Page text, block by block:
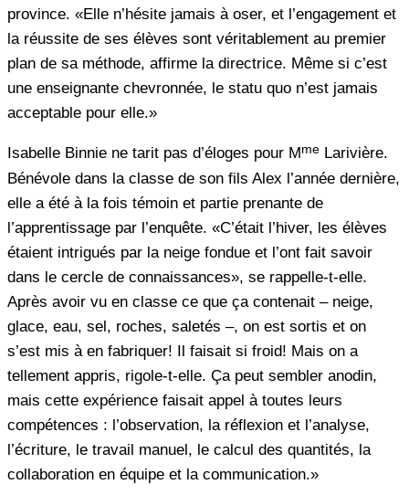
province. «Elle n’hésite jamais à oser, et l’engagement et
la réussite de ses élèves sont véritablement au premier
plan de sa méthode, affirme la directrice. Même si c’est
une enseignante chevronnée, le statu quo n’est jamais
acceptable pour elle.»
Isabelle Binnie ne tarit pas d’éloges pour Mme Larivière.
Bénévole dans la classe de son fils Alex l’année dernière,
elle a été à la fois témoin et partie prenante de
l’apprentissage par l’enquête. «C’était l’hiver, les élèves
étaient intrigués par la neige fondue et l’ont fait savoir
dans le cercle de connaissances», se rappelle-t-elle.
Après avoir vu en classe ce que ça contenait – neige,
glace, eau, sel, roches, saletés –, on est sortis et on
s’est mis à en fabriquer! Il faisait si froid! Mais on a
tellement appris, rigole-t-elle. Ça peut sembler anodin,
mais cette expérience faisait appel à toutes leurs
compétences : l’observation, la réflexion et l’analyse,
l’écriture, le travail manuel, le calcul des quantités, la
collaboration en équipe et la communication.»